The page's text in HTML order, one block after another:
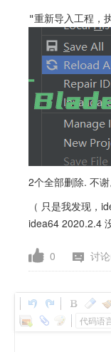
"重新导入工程，
2个全部删除. 不谢
（ 只是我发现，
idea64 2020.2.4
0 讨
代码语